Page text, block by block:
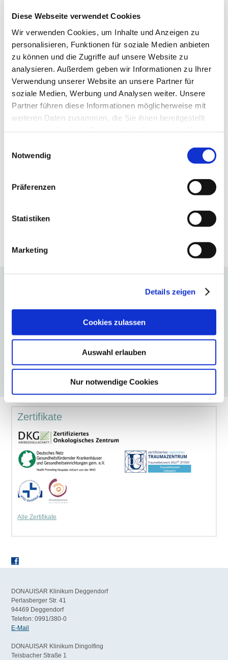
Diese Webseite verwendet Cookies
Wir verwenden Cookies, um Inhalte und Anzeigen zu
personalisieren, Funktionen für soziale Medien anbieten
zu können und die Zugriffe auf unsere Website zu
analysieren. Außerdem geben wir Informationen zu Ihrer
Verwendung unserer Website an unsere Partner für
soziale Medien, Werbung und Analysen weiter. Unsere
Partner führen diese Informationen möglicherweise mit
weiteren Daten zusammen, die Sie ihnen bereitgestellt
Notwendig
Präferenzen
Statistiken
Marketing
Details zeigen
Cookies zulassen
Auswahl erlauben
Nur notwendige Cookies
Ärzte A-Z
Zur Übersicht
Besondere Angebote
Termine
Kreißsaalführung in Dingolfing
Alle Termine
Babygalerie
Zertifikate
Alle Zertifikate
DONAUISAR Klinikum Deggendorf
Perlasberger Str. 41
94469 Deggendorf
Telefon: 0991/380-0
E-Mail
DONAUISAR Klinikum Dingolfing
Teisbacher Straße 1